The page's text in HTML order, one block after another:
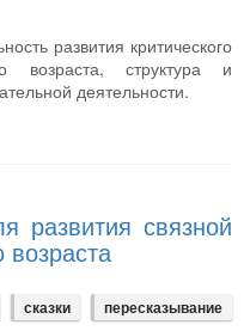
развития критического
возраста, структура и
деятельности.
развития связной
возраста
сказки пересказывание